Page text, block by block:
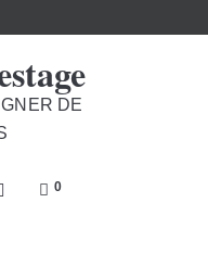
DE
0